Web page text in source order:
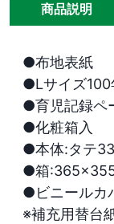
商品説明
●布地表紙
●Lサイズ100
●育児記録ペ
●化粧箱入
●本体:タテ
●箱
●ビニールカ
※補充用替台